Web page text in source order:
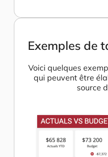
Exemples de
Voici quelques
qui peuvent être
source